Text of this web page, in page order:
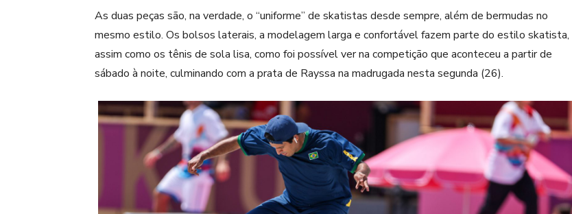
As duas peças são, na verdade, o “uniforme” de skatistas desde sempre, além de bermudas no
mesmo estilo. Os bolsos laterais, a modelagem larga e confortável fazem parte do estilo skatista,
assim como os tênis de sola lisa, como foi possível ver na competição que aconteceu a partir de
sábado à noite, culminando com a prata de Rayssa na madrugada nesta segunda (26).